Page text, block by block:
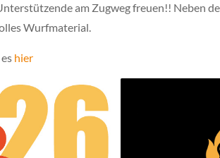
am Zugweg freuen!! Neben
Wurfmaterial.
hier